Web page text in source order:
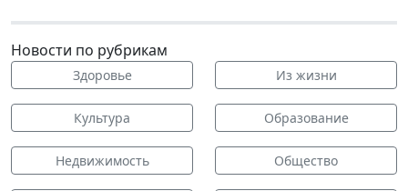
Новости по рубрикам
Здоровье Из жизни
Культура Образование
Недвижимость Общество